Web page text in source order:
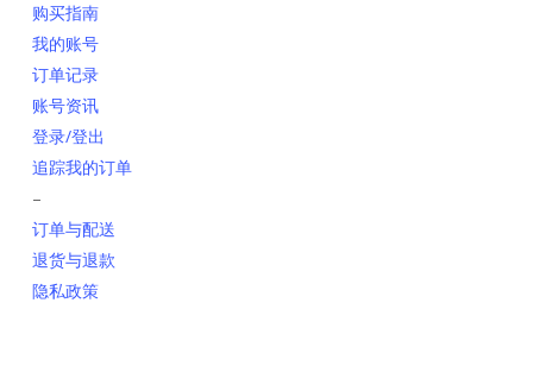
购买指南
我的账号
订单记录
账号资讯
登录/登出
追踪我的订单
–
订单与配送
退货与退款
隐私政策